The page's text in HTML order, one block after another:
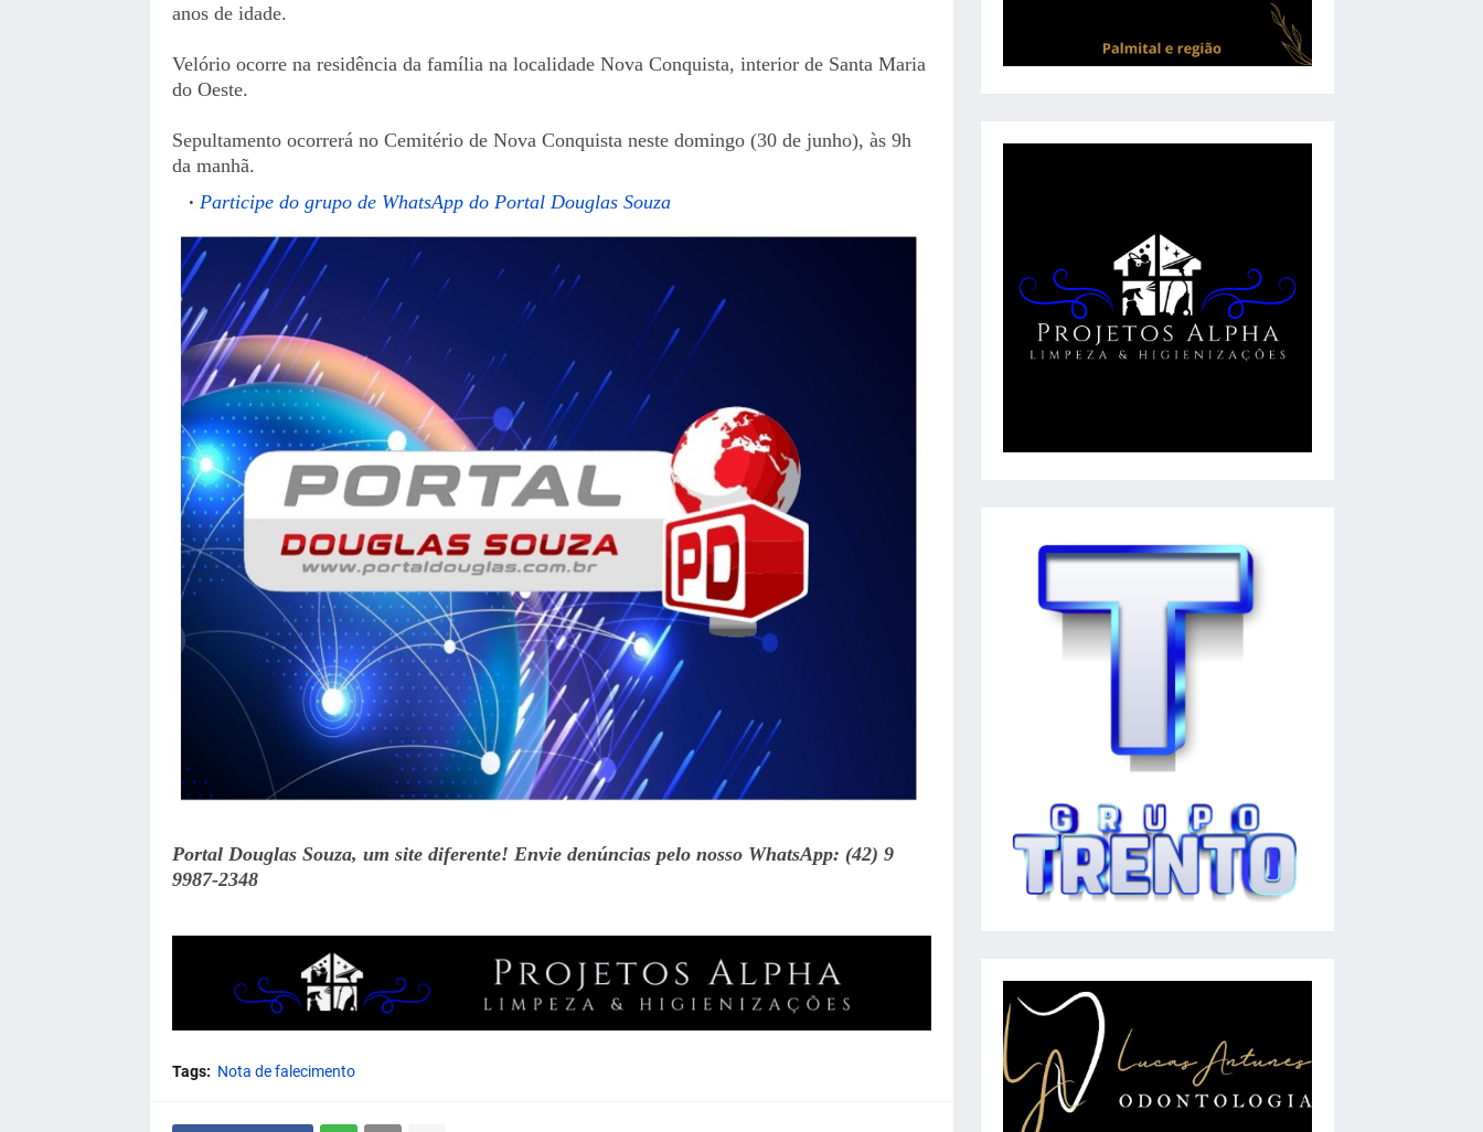
anos de idade.
Velório ocorre na residência da família na localidade Nova Conquista, interior de Santa Maria
do Oeste.
Sepultamento ocorrerá no Cemitério de Nova Conquista neste domingo (30 de junho), às 9h
da manhã.
Participe do grupo de WhatsApp do Portal Douglas Souza
Portal Douglas Souza, um site diferente! Envie denúncias pelo nosso WhatsApp: (42) 9
9987-2348
Tags: Nota de falecimento